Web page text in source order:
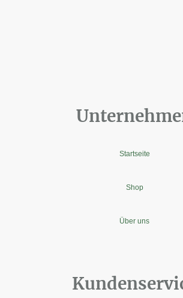
Startseite
Shop
Über uns